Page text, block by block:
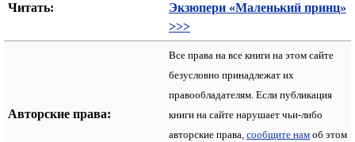
Читать:
Экзюпери «Маленький принц»
>>>
Авторские права:
Все права на все книги на этом сайте
безусловно принадлежат их
правообладателям. Если публикация
книги на сайте нарушает чьи-либо
авторские права, сообщите нам об этом